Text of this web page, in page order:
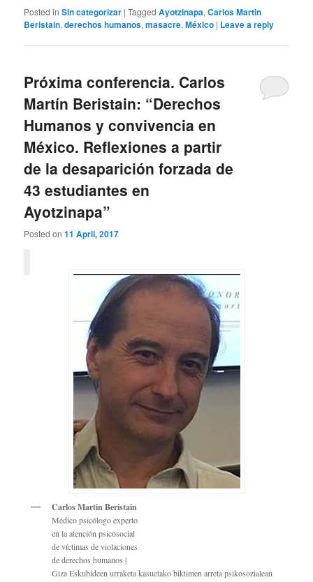
Posted in Sin categorizar |Tagged Ayotzinapa,Carlos Martin
Beristain,derechos humanos,masacre,México | Leave a reply
Próxima conferencia. Carlos
Martín Beristain: “Derechos
Humanos y convivencia en
México. Reflexiones a partir
de la desaparición forzada de
43 estudiantes en
Ayotzinapa”
Posted on11 April, 2017
Carlos Martin Beristain
Médico psicólogo experto
en la atención psicosocial
de víctimas de violaciones
de derechos humanos |
Giza Eskubideen urraketa kasuetako biktimen arreta psikosozialean